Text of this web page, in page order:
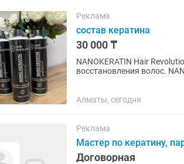
Реклама
состав кератина
30 000 ₸
NANOKERATIN Hair
восстановления волос.
Алматы, сегодня
Реклама
Мастер по кератину,
Договорная